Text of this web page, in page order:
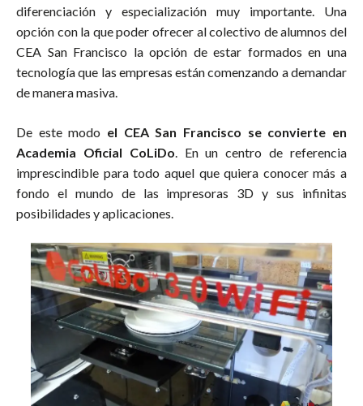
diferenciación y especialización muy importante. Una
opción con la que poder ofrecer al colectivo de alumnos del
CEA San Francisco la opción de estar formados en una
tecnología que las empresas están comenzando a demandar
de manera masiva.
De este modo el CEA San Francisco se convierte en
Academia Oficial CoLiDo. En un centro de referencia
imprescindible para todo aquel que quiera conocer más a
fondo el mundo de las impresoras 3D y sus infinitas
posibilidades y aplicaciones.